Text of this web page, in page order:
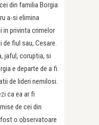
din familia Borgia
a-si elimina
in privinta crimelor
de fiul sau, Cesare.
jaful, coruptia, si
e departe de a fi
de lideri nemilosi.
ca ea ar fi
de cei din
o observatoare